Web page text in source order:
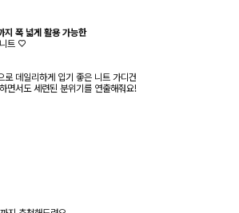
지 폭 넓게 활용 가능한
니트 ♡
로 데일리하게 입기 좋은 니트 가디건
면서도 세련된 분위기를 연출해줘요!